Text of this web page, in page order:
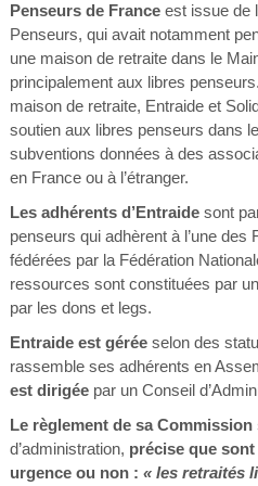
Penseurs de Franceest issue de
Penseurs, qui avait notamment
une maison de retraite dans le
principalement aux libres
maison de retraite, Entraide et
soutien aux libres penseurs dans
subventions données à des
en France ou à l’étranger.
Les adhérents d’Entraidesont
penseurs qui adhèrent à l’une des
fédérées par la Fédération
ressources sont constituées par
par les dons et legs.
Entraide est géréeselon des
rassemble ses adhérents en
est dirigéepar un Conseil
Le règlement de sa Commission
d’administration, précise que
urgence ou non : « les retraités